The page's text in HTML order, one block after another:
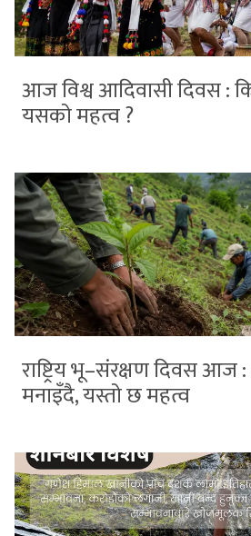
आज विश्व आदिवासी दिवस :
यसको महत्व ?
राष्ट्रिय भू–संरक्षण दिवस
मनाइँदै, यस्तो छ महत्व